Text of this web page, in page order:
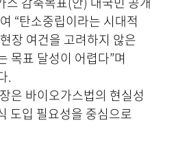
“탄소중립이라는 시대적
장 여건을 고려하지 않은
목표 달성이 어렵다”며
.
은 바이오가스법의 현실성
도입 필요성을 중심으로